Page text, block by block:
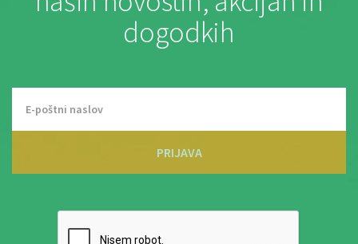
dogodkih
PRIJAVA